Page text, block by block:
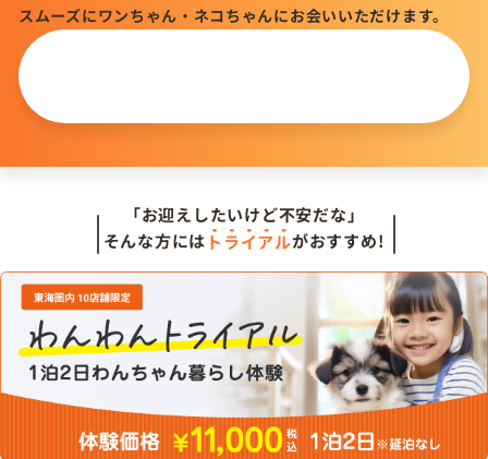
スムーズにワンちゃん・ネコちゃんにお会いいただけます。
「お迎えしたいけど不安だな」
そんな方には トライアルがおすすめ!